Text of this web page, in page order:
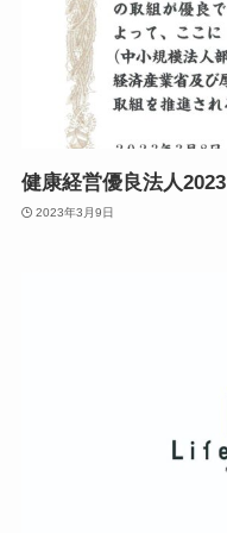
健康経営優良法人2023
2023年3月9日